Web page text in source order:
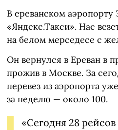
В ереванском аэропорту
«Яндекс.Такси». Нас
на белом мерседесе с
Он вернулся в Ереван в
прожив в Москве. За
перевез из аэропорта
за неделю — около 100.
«Сегодня 28